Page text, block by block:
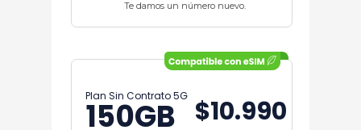
Te damos un número nuevo.
150GB $10.990
Plan Sin Contrato 5G